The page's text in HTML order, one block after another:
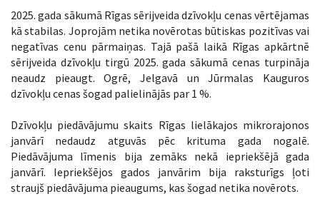
2025. gada sākumā Rīgas sērijveida dzīvokļu cenas vērtējamas
kā stabilas. Joprojām netika novērotas būtiskas pozitīvas vai
negatīvas cenu pārmaiņas. Tajā pašā laikā Rīgas apkārtnē
sērijveida dzīvokļu tirgū 2025. gada sākumā cenas turpināja
neaudz pieaugt. Ogrē, Jelgavā un Jūrmalas Kauguros
dzīvokļu cenas šogad palielinājās par 1 %.
Dzīvokļu piedāvājumu skaits Rīgas lielākajos mikrorajonos
janvārī nedaudz atguvās pēc krituma gada nogalē.
Piedāvājuma līmenis bija zemāks nekā iepriekšējā gada
janvārī. Iepriekšējos gados janvārim bija raksturīgs ļoti
straujš piedāvājuma pieaugums, kas šogad netika novērots.